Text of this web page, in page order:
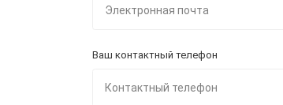
Ваш контактный телефон